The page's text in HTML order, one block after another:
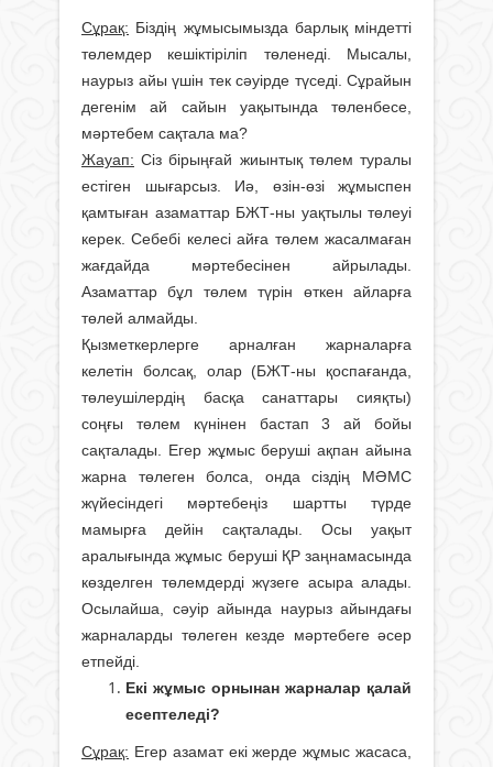
Сұрақ: Біздің жұмысымызда барлық міндетті
төлемдер кешіктіріліп төленеді. Мысалы,
наурыз айы үшін тек сәуірде түседі. Сұрайын
дегенім ай сайын уақытында төленбесе,
мәртебем сақтала ма?
Жауап: Сіз бірыңғай жиынтық төлем туралы
естіген шығарсыз. Иә, өзін-өзі жұмыспен
қамтыған азаматтар БЖТ-ны уақтылы төлеуі
керек. Себебі келесі айға төлем жасалмаған
жағдайда мәртебесінен айрылады.
Азаматтар бұл төлем түрін өткен айларға
төлей алмайды.
Қызметкерлерге арналған жарналарға
келетін болсақ, олар (БЖТ-ны қоспағанда,
төлеушілердің басқа санаттары сияқты)
соңғы төлем күнінен бастап 3 ай бойы
сақталады. Егер жұмыс беруші ақпан айына
жарна төлеген болса, онда сіздің МӘМС
жүйесіндегі мәртебеңіз шартты түрде
мамырға дейін сақталады. Осы уақыт
аралығында жұмыс беруші ҚР заңнамасында
көзделген төлемдерді жүзеге асыра алады.
Осылайша, сәуір айында наурыз айындағы
жарналарды төлеген кезде мәртебеге әсер
етпейді.
Екі жұмыс орнынан жарналар қалай
есептеледі?
Сұрақ: Егер азамат екі жерде жұмыс жасаса,